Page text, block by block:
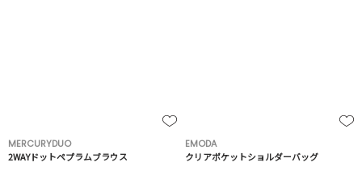
MERCURYDUO
2WAYドットペプラムブラウス
EMODA
クリアポケットショルダーバッグ